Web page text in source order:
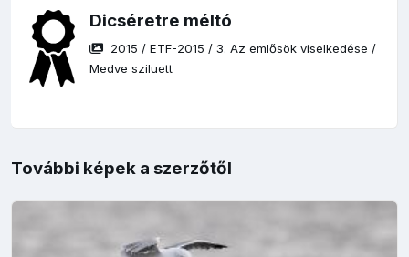
Dicséretre méltó
2015 /ETF-2015 /3. Az emlősök viselkedése /
Medve sziluett
További képek a szerzőtől